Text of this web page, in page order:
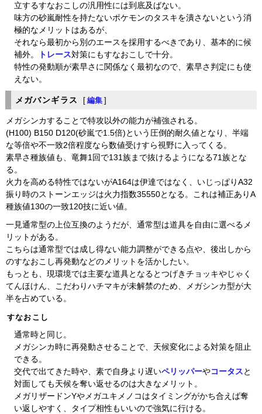
立するすなおこしの汎用性には到底及ばない。
味方の砂嵐耐性を持たないポケモンのタスキを潰さないという消
極的なメリットはあるが、
それなら最初から別のエースを採用するべきであり、基本的に候
補外。
トレース対策にもすなおこしで十分。
特性の発動順が素早さに関係なく最初なので、素早さ判定にも使
えない。
メガバンギラス [ 編集 ]
メガシンカすることで特攻以外の能力が補強される。
(H100) B150 D120(砂嵐で1.5倍)という圧倒的耐久値となり、半端
な等倍や不一致2倍程度なら数値受けすら視野に入ってくる。
素早さ種族値も、竜舞1回で131族まで抜けるようになる71族とな
る。
火力を高める特性ではないがA164は伊達ではなく、いじっぱりA32
振り時のストーンエッジは火力指数35550となる。これは補正ありA
種族値130の一致120技に近い値。
一見通常型の上位互換のようだが、通常型は道具を自由に選べるメ
リットがある。
こちらは通常型では成し得ない能力調整ができる点や、後出しから
のすなおこし再発動などのメリットを活かしたい。
もっとも、現環境では主要な道具となるとつげきチョッキやじゃく
てんほけん、こだわりハチマキが未解禁のため、メガシンカ型が大
半を占めている。
すなおこし
通常時と同じ。
メガシンカ時に再発動させることで、天候変化による対策を阻止
できる。
交代で出てきた時や、素で自身より遅いペリッパーやコータス と
対面しても天候を奪い返せるのは大きなメリット。
メガリザードンYやメガユキメノコはタイミングがかち合えば奪
い返しやすく、タイプ相性もいいので強気に行ける。